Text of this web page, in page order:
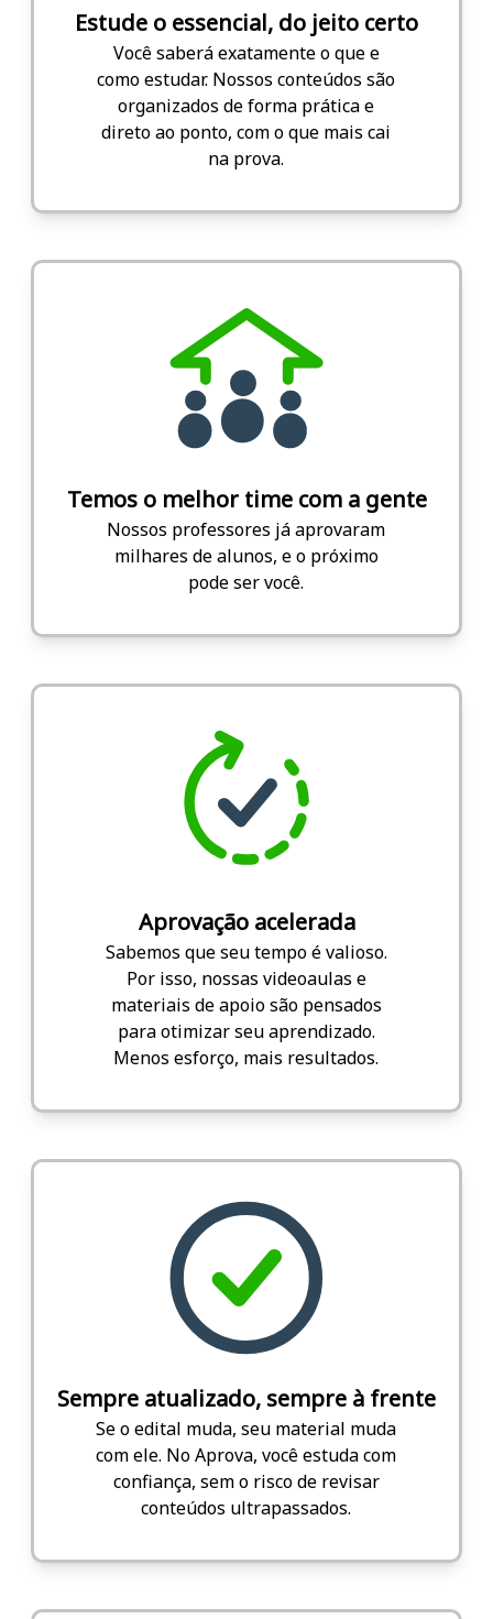
Estude o essencial, do jeito certo
Você saberá exatamente o que e
como estudar. Nossos conteúdos são
organizados de forma prática e
direto ao ponto, com o que mais cai
na prova.
Temos o melhor time com a gente
Nossos professores já aprovaram
milhares de alunos, e o próximo
pode ser você.
Aprovação acelerada
Sabemos que seu tempo é valioso.
Por isso, nossas videoaulas e
materiais de apoio são pensados
para otimizar seu aprendizado.
Menos esforço, mais resultados.
Sempre atualizado, sempre à frente
Se o edital muda, seu material muda
com ele. No Aprova, você estuda com
confiança, sem o risco de revisar
conteúdos ultrapassados.